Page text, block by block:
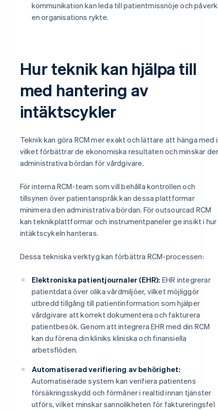
kommunikation kan leda till patientmissnöje och
en organisations rykte.
Hur teknik kan hjälpa till
med hantering av
intäktscykler
Teknik kan göra RCM mer exakt och lättare att hänga med
vilket förbättrar de ekonomiska resultaten och minskar
administrativa bördan för vårdgivare.
För interna RCM-team som vill behålla kontrollen och
tillsynen över patientanspråk kan dessa plattformar
minimera den administrativa bördan. För outsourcad RCM
kan teknikplattformar och instrumentpaneler ge insikt i hur
intäktscykeln hanteras.
Dessa tekniska verktyg kan förbättra RCM-processen:
Elektroniska patientjournaler (EHR): EHR integrerar
patientdata över olika vårdmiljöer, vilket möjliggör
utbredd tillgång till patientinformation som hjälper
vårdgivare att korrekt dokumentera och fakturera
patientbesök. Genom att integrera EHR med din RCM
kan du förena din kliniks kliniska och finansiella
arbetsflöden.
Automatiserad verifiering av behörighet:
Automatiserade system kan verifiera patientens
försäkringsskydd och förmåner i realtid innan tjänster
utförs, vilket minskar sannolikheten för faktureringsfel